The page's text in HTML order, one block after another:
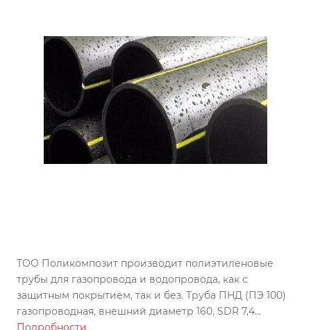
ТОО Поликомпозит производит полиэтиленовые
трубы для газопровода и водопровода, как с
защитным покрытием, так и без. Труба ПНД (ПЭ 100)
газопроводная, внешний диаметр 160, SDR 7,4
изготовлена по ГОСТу, может использоваться во всех
Подробности